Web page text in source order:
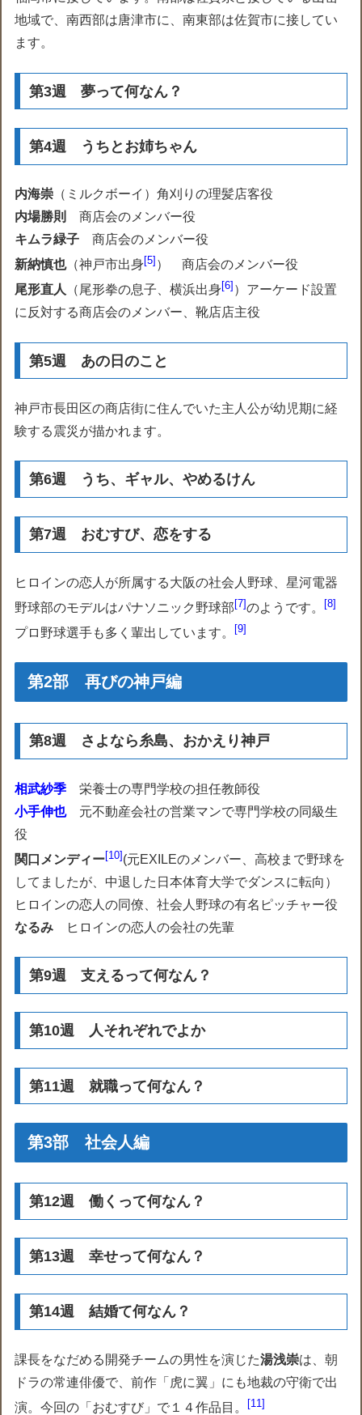
地域で、南西部は唐津市に、南東部は佐賀市に接してい
ます。
第3週 夢って何なん？
第4週 うちとお姉ちゃん
内海崇 （ミルクボーイ）角刈りの理髪店客役
内場勝則
商店会のメンバー役
キムラ緑子 商店会のメンバー役
新納慎也（神戸市出身 5 ） 商店会のメンバー役
尾形直人
（尾形拳の息子、横浜出身 6 ）アーケード設置
に反対する商店会のメンバー、靴店店主役
第5週 あの日のこと
神戸市長田区の商店街に住んでいた主人公が幼児期に経
験する震災が描かれます。
第6週 うち、ギャル、やめるけん
第7週 おむすび、恋をする
ヒロインの恋人が所属する大阪の社会人野球、星河電器
野球部のモデルはパナソニック野球部 7 のようです。 8
プロ野球選手も多く輩出しています。 9
第2部 再びの神戸編
第8週 さよなら糸島、おかえり神戸
相武紗季
栄養士の専門学校の担任教師役
小手伸也元不動産会社の営業マンで専門学校の同級生
役
関口メンディー 10 (元EXILEのメンバー、高校まで野球を
してましたが、中退した日本体育大学でダンスに転向 ）
ヒロインの恋人の同僚、社会人野球の有名ピッチャー役
なるみ ヒロインの恋人の会社の先輩
第9週 支えるって何なん？
第10週 人それぞれでよか
第11週 就職って何なん？
第3部 社会人編
第12週 働くって何なん？
第13週 幸せって何なん？
第14週 結婚て何なん？
課長をなだめる開発チームの男性を演じた湯浅崇は、朝
ドラの常連俳優で、前作「虎に翼」にも地裁の守衛で出
演。今回の「おむすび」で１４作品目。
11